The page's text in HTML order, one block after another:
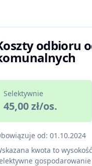
odbioru
Selektywnie
45,00 zł/os.
od: 01.10.2024
kwota to